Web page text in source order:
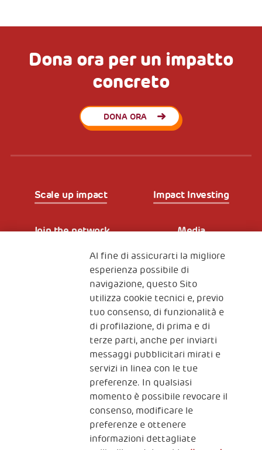
Dona ora per un impatto
concreto
DONA ORA
Scale up impact Impact Investing
Join the network Media
Iscriviti alla newsletter
Fondazione
The Human Safety Net
CONTATTACI
2, Piazza Duca degli Abruzzi 34132
Al fine di assicurarti la migliore
esperienza possibile di
navigazione, questo Sito
utilizza cookie tecnici e, previo
tuo consenso, di funzionalità e
di profilazione, di prima e di
terze parti, anche per inviarti
messaggi pubblicitari mirati e
servizi in linea con le tue
preferenze. In qualsiasi
momento è possibile revocare il
consenso, modificare le
preferenze e ottenere
informazioni dettagliate